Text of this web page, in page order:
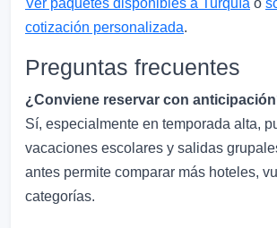
Ver paquetes disponibles a Turquía o
cotización personalizada.
Preguntas frecuentes
¿Conviene reservar con
Sí, especialmente en temporada alta,
vacaciones escolares y salidas
antes permite comparar más hoteles,
categorías.